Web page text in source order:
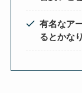
有名なア
るとかな